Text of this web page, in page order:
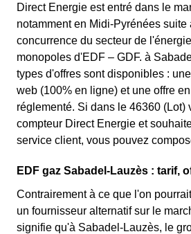
Direct Energie est entré dans le
notamment en Midi-Pyrénées suite
concurrence du secteur de
monopoles d'EDF – GDF. à
types d'offres sont disponibles :
web (100% en ligne) et une offre
réglementé. Si dans le 46360 (Lot)
compteur Direct Energie et
service client, vous pouvez
EDF gaz Sabadel-Lauzès : tarif,
Contrairement à ce que l'on
un fournisseur alternatif sur le
signifie qu'à Sabadel-Lauzès, le